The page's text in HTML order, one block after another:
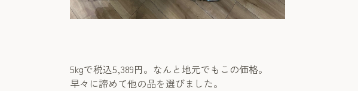
5kgで税込5,389円。なんと地元でもこの価格。
早々に諦めて他の品を選びました。